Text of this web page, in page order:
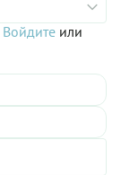
Войдите или